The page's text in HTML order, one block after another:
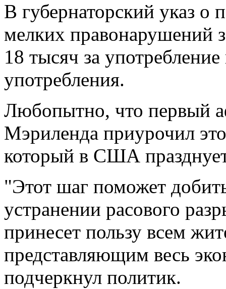
В губернаторский указ
мелких правонарушений
18 тысяч за
употребления.
Любопытно, что первый
Мэриленда приурочил
который в США
"Этот шаг поможет
устранении расового
принесет пользу всем
представляющим весь
подчеркнул политик.